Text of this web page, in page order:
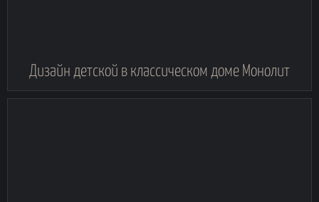
Дизайн детской в классическом доме Монолит